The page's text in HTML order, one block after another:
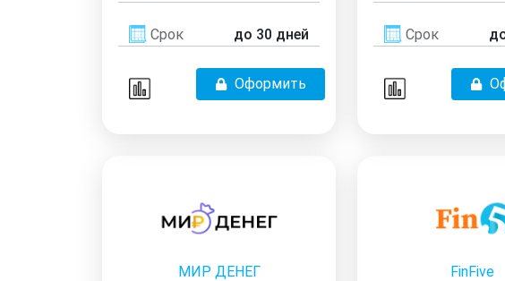
Срок до 30 дней
Оформить
Срок
МИР ДЕНЕГ FinFive